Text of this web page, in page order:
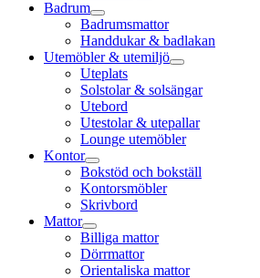
Badrum
Badrumsmattor
Handdukar & badlakan
Utemöbler & utemiljö
Uteplats
Solstolar & solsängar
Utebord
Utestolar & utepallar
Lounge utemöbler
Kontor
Bokstöd och bokställ
Kontorsmöbler
Skrivbord
Mattor
Billiga mattor
Dörrmattor
Orientaliska mattor